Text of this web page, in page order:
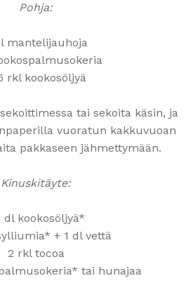
Pohja:
mantelijauhoja
rkl kookosöljyä
tai sekoita käsin, ja
vuoratun kakkuvuoan
pakkaseen jähmettymään.
Kinuskitäyte:
dl kookosöljyä*
+ 1 dl vettä
2 rkl tocoa
tai hunajaa